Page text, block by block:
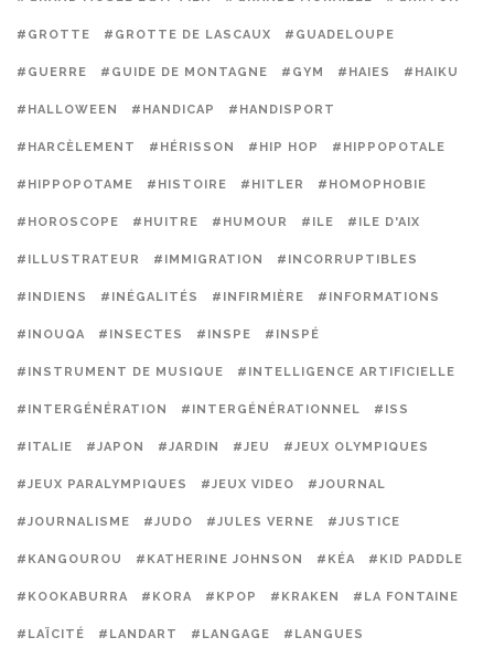
#GROTTE #GROTTE DE LASCAUX #GUADELOUPE
#GUERRE #GUIDE DE MONTAGNE #GYM #HAIES #HAIKU
#HALLOWEEN #HANDICAP #HANDISPORT
#HARCÈLEMENT #HÉRISSON #HIP HOP #HIPPOPOTALE
#HIPPOPOTAME #HISTOIRE #HITLER #HOMOPHOBIE
#HOROSCOPE #HUITRE #HUMOUR #ILE #ILE D'AIX
#ILLUSTRATEUR #IMMIGRATION #INCORRUPTIBLES
#INDIENS #INÉGALITÉS #INFIRMIÈRE #INFORMATIONS
#INOUQA #INSECTES #INSPE #INSPÉ
#INSTRUMENT DE MUSIQUE #INTELLIGENCE ARTIFICIELLE
#INTERGÉNÉRATION #INTERGÉNÉRATIONNEL #ISS
#ITALIE #JAPON #JARDIN #JEU #JEUX OLYMPIQUES
#JEUX PARALYMPIQUES #JEUX VIDEO #JOURNAL
#JOURNALISME #JUDO #JULES VERNE #JUSTICE
#KANGOUROU #KATHERINE JOHNSON #KÉA #KID PADDLE
#KOOKABURRA #KORA #KPOP #KRAKEN #LA FONTAINE
#LAÏCITÉ #LANDART #LANGAGE #LANGUES